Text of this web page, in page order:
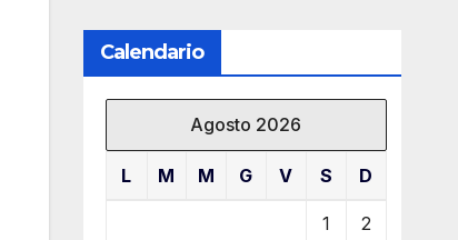
Calendario
Agosto 2026
L M M G V S D
1 2